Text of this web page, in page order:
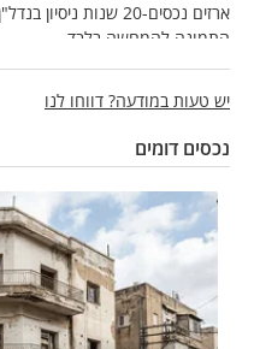
ארזים נכסים-20 שנות ניסיון בנדל"ן-הביטחון שלך.
התמונה להמחשה בלבד
יש טעות במודעה? דווחו לנו
נכסים דומים